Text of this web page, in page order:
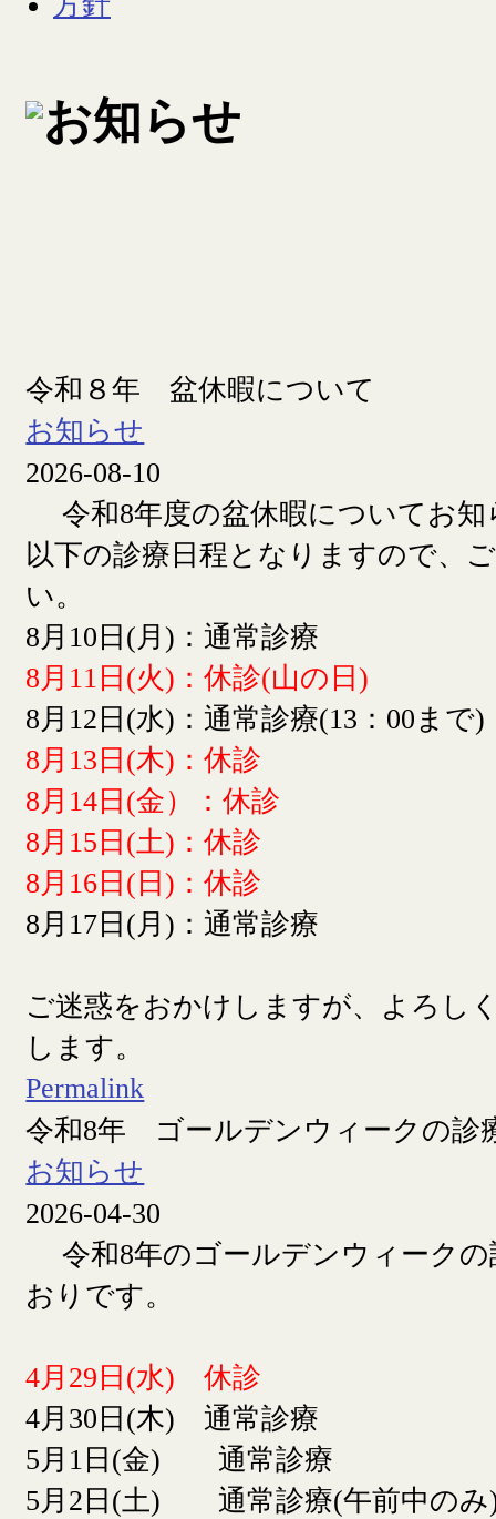
令和８年 盆休暇について
お知らせ
2026-08-10
令和8年度の盆休暇についてお知
以下の診療日程となりますので、
い。
8月10日(月)：通常診療
8月11日(火)：休診(山の日)
8月12日(水)：通常診療(13：00まで)
8月13日(木)：休診
8月14日(金）：休診
8月15日(土)：休診
8月16日(日)：休診
8月17日(月)：通常診療
ご迷惑をおかけしますが、よろし
します。
Permalink
令和8年 ゴールデンウィークの診
お知らせ
2026-04-30
令和8年のゴールデンウィークの
おりです。
4月29日(水) 休診
4月30日(木) 通常診療
5月1日(金) 通常診療
5月2日(土) 通常診療(午前中のみ